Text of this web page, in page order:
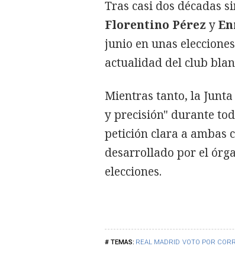
REAL MADRID VOTO POR
Tras casi dos décadas
Florentino Pérez y
junio en unas
actualidad del club
Mientras tanto, la
y precisión" durante
petición clara a ambas
desarrollado por el
elecciones.